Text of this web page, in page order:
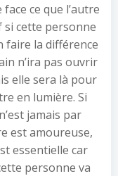
ce que l’autre
cette personne
faire la différence
n’ira pas ouvrir
elle sera là pour
en lumière. Si
jamais par
est amoureuse,
essentielle car
personne va